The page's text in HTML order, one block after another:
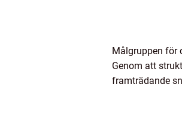
Målgruppen för
Genom att
framträdande